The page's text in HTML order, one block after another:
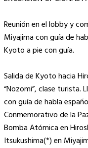
Reunión en el lobby y
Miyajima con guía de
Kyoto a pie con guía.
Salida de Kyoto hacia
“Nozomi”, clase turista.
con guía de habla
Conmemorativo de la
Bomba Atómica en
Itsukushima(*) en